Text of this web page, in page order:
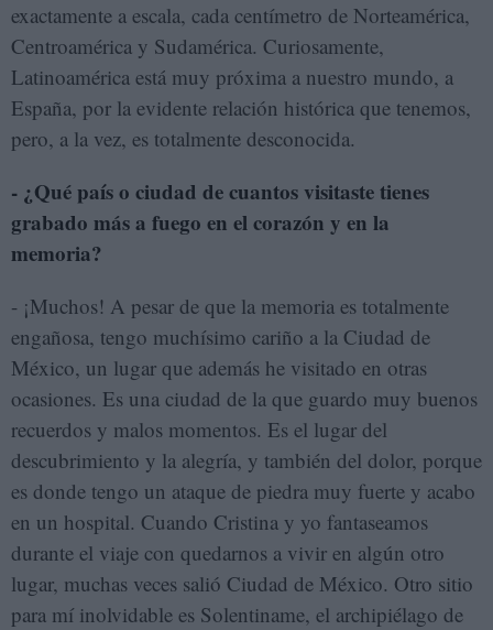
exactamente a escala, cada centímetro de Norteamérica,
Centroamérica y Sudamérica. Curiosamente,
Latinoamérica está muy próxima a nuestro mundo, a
España, por la evidente relación histórica que tenemos,
pero, a la vez, es totalmente desconocida.
- ¿Qué país o ciudad de cuantos visitaste tienes
grabado más a fuego en el corazón y en la
memoria?
- ¡Muchos! A pesar de que la memoria es totalmente
engañosa, tengo muchísimo cariño a la Ciudad de
México, un lugar que además he visitado en otras
ocasiones. Es una ciudad de la que guardo muy buenos
recuerdos y malos momentos. Es el lugar del
descubrimiento y la alegría, y también del dolor, porque
es donde tengo un ataque de piedra muy fuerte y acabo
en un hospital. Cuando Cristina y yo fantaseamos
durante el viaje con quedarnos a vivir en algún otro
lugar, muchas veces salió Ciudad de México. Otro sitio
para mí inolvidable es Solentiname, el archipiélago de